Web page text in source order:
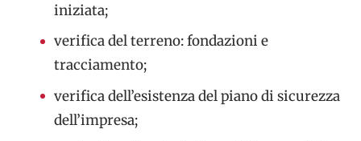
iniziata;
verifica del terreno: fondazioni e
tracciamento;
verifica dell’esistenza del piano di sicurezza
dell’impresa;